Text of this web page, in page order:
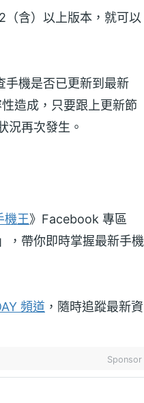
含）以上版本，就可以
手機是否已更新到最新
造成，只要跟上更新節
況再次發生。
機王》Facebook 專區
」，帶你即時掌握最新手機
頻道 ，隨時追蹤最新資
Sponsor